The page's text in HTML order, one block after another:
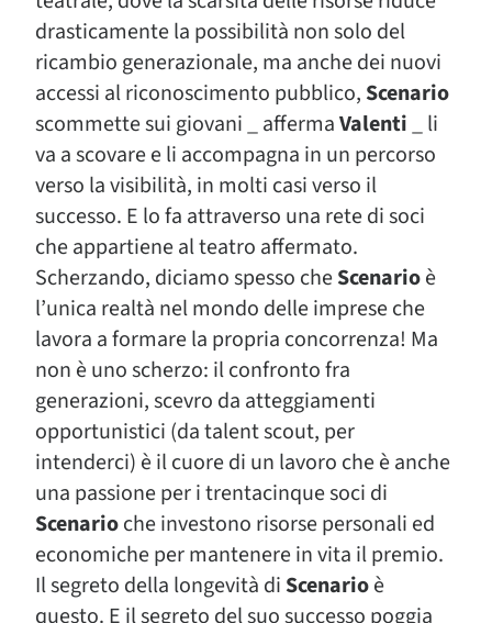
drasticamente la possibilità non solo del
ricambio generazionale, ma anche dei nuovi
accessi al riconoscimento pubblico, Scenario
scommette sui giovani _ affermaValenti_ li
va a scovare e li accompagna in un percorso
verso la visibilità, in molti casi verso il
successo. E lo fa attraverso una rete di soci
che appartiene al teatro affermato.
Scherzando, diciamo spesso cheScenarioè
l’unica realtà nel mondo delle imprese che
lavora a formare la propria concorrenza! Ma
non è uno scherzo: il confronto fra
generazioni, scevro da atteggiamenti
opportunistici (da talent scout, per
intenderci) è il cuore di un lavoro che è anche
una passione per i trentacinque soci di
Scenarioche investono risorse personali ed
economiche per mantenere in vita il premio.
Il segreto della longevità di Scenarioè
questo. E il segreto del suo successo poggia